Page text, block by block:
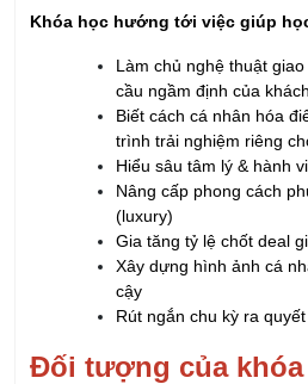
Khóa học hướng tới việc giúp
Làm chủ nghệ thuật
cầu ngầm định của
Biết cách cá nhân hóa
trình trải nghiệm riêng
Hiểu sâu tâm lý & hành
Nâng cấp phong cách
(luxury)
Gia tăng tỷ lệ chốt deal
Xây dựng hình ảnh cá
cậy
Rút ngắn chu kỳ ra
Đối tượng của